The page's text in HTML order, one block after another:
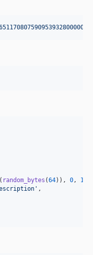
( random_bytes (64)), 0, 10
' ,